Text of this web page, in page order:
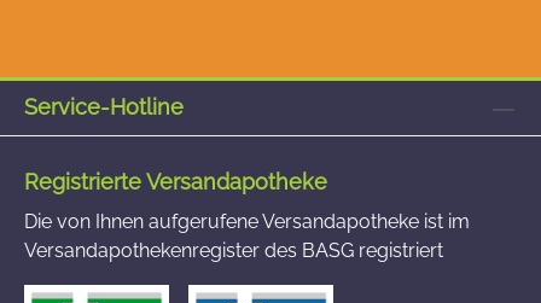
Service-Hotline
Registrierte Versandapotheke
Die von Ihnen aufgerufene Versandapotheke ist im
Versandapothekenregister des BASG registriert